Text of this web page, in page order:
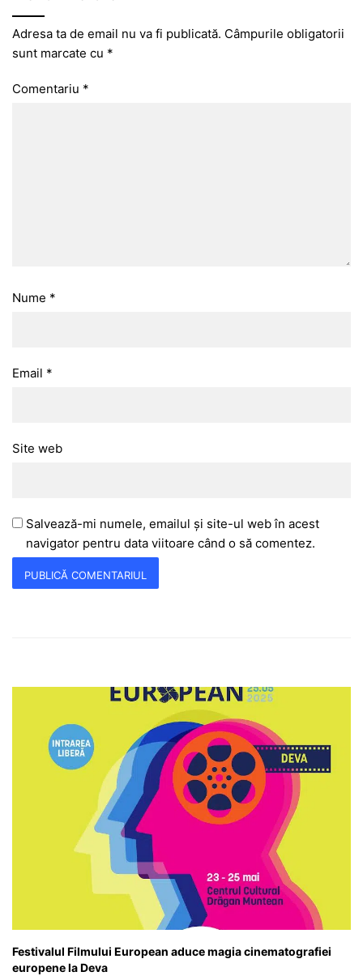
Adresa ta de email nu va fi publicată. Câmpurile obligatorii
sunt marcate cu *
Comentariu *
Nume *
Email *
Site web
Salvează-mi numele, emailul și site-ul web în acest
navigator pentru data viitoare când o să comentez.
Festivalul Filmului European aduce magia cinematografiei
europene la Deva